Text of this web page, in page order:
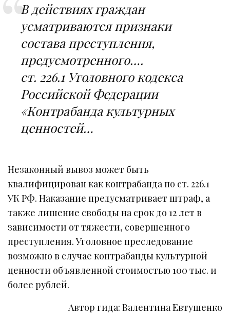
В действиях граждан
усматриваются признаки
состава преступления,
предусмотренного….
ст. 226.1 Уголовного кодекса
Российской Федерации
«Контрабанда культурных
ценностей…
Незаконный вывоз может быть
квалифицирован как контрабанда по ст. 226.1
УК РФ. Наказание предусматривает штраф, а
также лишение свободы на срок до 12 лет в
зависимости от тяжести, совершенного
преступления. Уголовное преследование
возможно в случае контрабанды культурной
ценности объявленной стоимостью 100 тыс. и
более рублей.
Автор гида: Валентина Евтушенко